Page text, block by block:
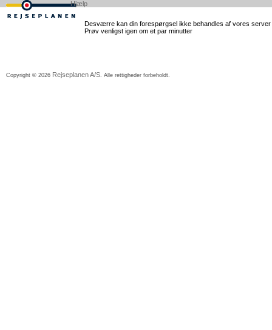
Hjælp
Desværre kan din forespørgsel ikke behandles af vores
Prøv venligst igen om et par minutter
Copyright © 2026 Rejseplanen A/S. Alle rettigheder forbeholdt.